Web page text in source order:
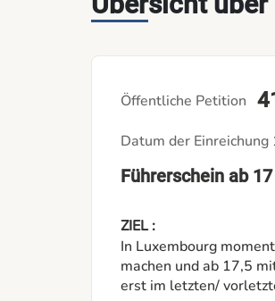
Führerschein ab 17
Öffentliche Petition
Datum der Einreichung
ZIEL :
In Luxembourg
machen und ab 17,5
erst im letzten/